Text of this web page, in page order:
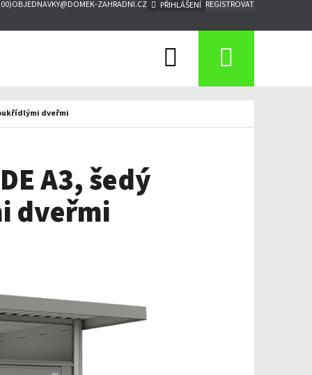
OBJEDNAVKY@DOMEK-ZAHRADNI.CZ PŘIHLÁŠENÍ REGISTROVAT
Hledat
dveřmi
A3, šedý
dveřmi